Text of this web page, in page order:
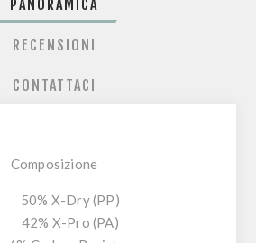
PANORAMICA
RECENSIONI
CONTATTACI
Composizione
50% X-Dry (PP)
42% X-Pro (PA)